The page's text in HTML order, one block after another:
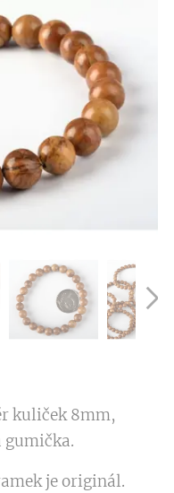
kuliček 8mm,
gumička.
je originál.